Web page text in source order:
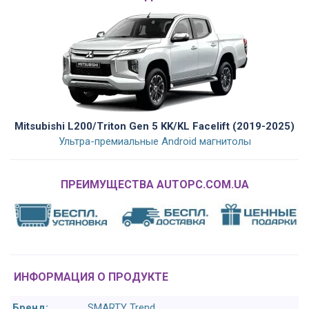
Mitsubishi L200/Triton Gen 5 KK/KL Facelift (2019-2025)
Ультра-премиальные Android магнитолы
ПРЕИМУЩЕСТВА AUTOPC.COM.UA
ИНФОРМАЦИЯ О ПРОДУКТЕ